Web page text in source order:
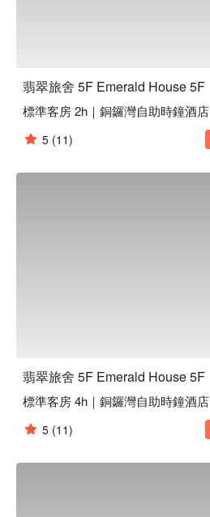
翡翠旅舍 5F Emerald House 5F
標準客房 2h｜銅鑼灣自助時鐘酒店
5 (11)
翡翠旅舍 5F Emerald House 5F
標準客房 4h｜銅鑼灣自助時鐘酒店
5 (11)